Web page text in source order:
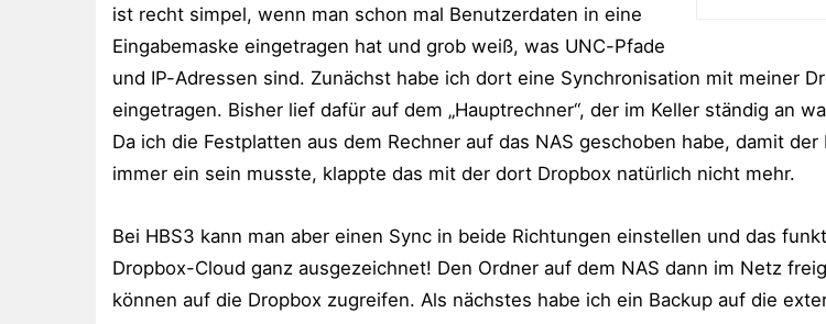
ist recht simpel, wenn man schon mal Benutzerdaten in eine
Eingabemaske eingetragen hat und grob weiß, was UNC-Pfade
und IP-Adressen sind. Zunächst habe ich dort eine Synchronisation mit meiner
eingetragen. Bisher lief dafür auf dem „Hauptrechner“, der im Keller ständig an
Da ich die Festplatten aus dem Rechner auf das NAS geschoben habe, damit
immer ein sein musste, klappte das mit der dort Dropbox natürlich nicht mehr.
Bei HBS3 kann man aber einen Sync in beide Richtungen einstellen und das
Dropbox-Cloud ganz ausgezeichnet! Den Ordner auf dem NAS dann im Netz
können auf die Dropbox zugreifen. Als nächstes habe ich ein Backup auf die